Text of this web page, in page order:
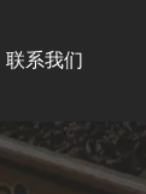
联系我们